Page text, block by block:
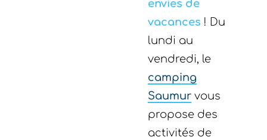
envies de
vacances ! Du
lundi au
vendredi, le
camping
Saumur vous
propose des
activités de